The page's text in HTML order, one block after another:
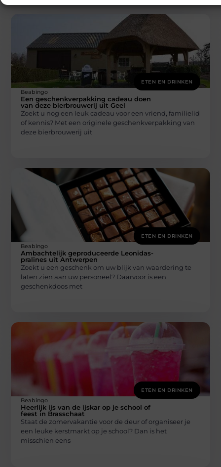
ETEN EN DRINKEN
Beabingo
Een geschenkverpakking cadeau doen
van deze bierbrouwerij uit Geel
Zoekt u nog een leuk cadeau voor een vriend, familielid
of kennis? Met een originele geschenkverpakking van
deze bierbrouwerij uit
ETEN EN DRINKEN
Beabingo
Ambachtelijk geproduceerde Leonidas-
pralines uit Antwerpen
Zoekt u een geschenk om uw blijk van waardering te
laten zien aan uw personeel? Daarvoor is een
geschenkdoos met
ETEN EN DRINKEN
Beabingo
Heerlijk ijs van de ijskar op je school of
feest in Brasschaat
Staat de zomervakantie voor de deur of organiseer je
een leuke kerstmarkt op je school? Dan is het
misschien eens